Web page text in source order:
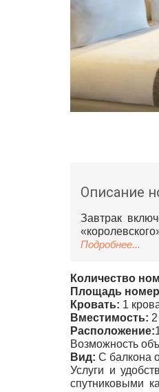
Описание
Завтрак
Подробнее...
Количество
Площадь
Кровать: 1
Вместимость:
Расположение:
Возможность
Вид: С балкона
Услуги и
спутниковыми